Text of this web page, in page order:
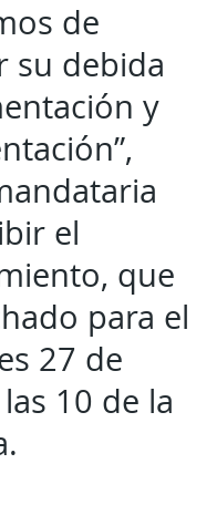
de
su debida
y
el
que
para el
27 de
10 de la